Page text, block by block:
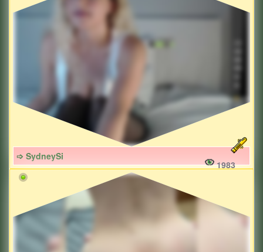
➩ SydneySi
1983